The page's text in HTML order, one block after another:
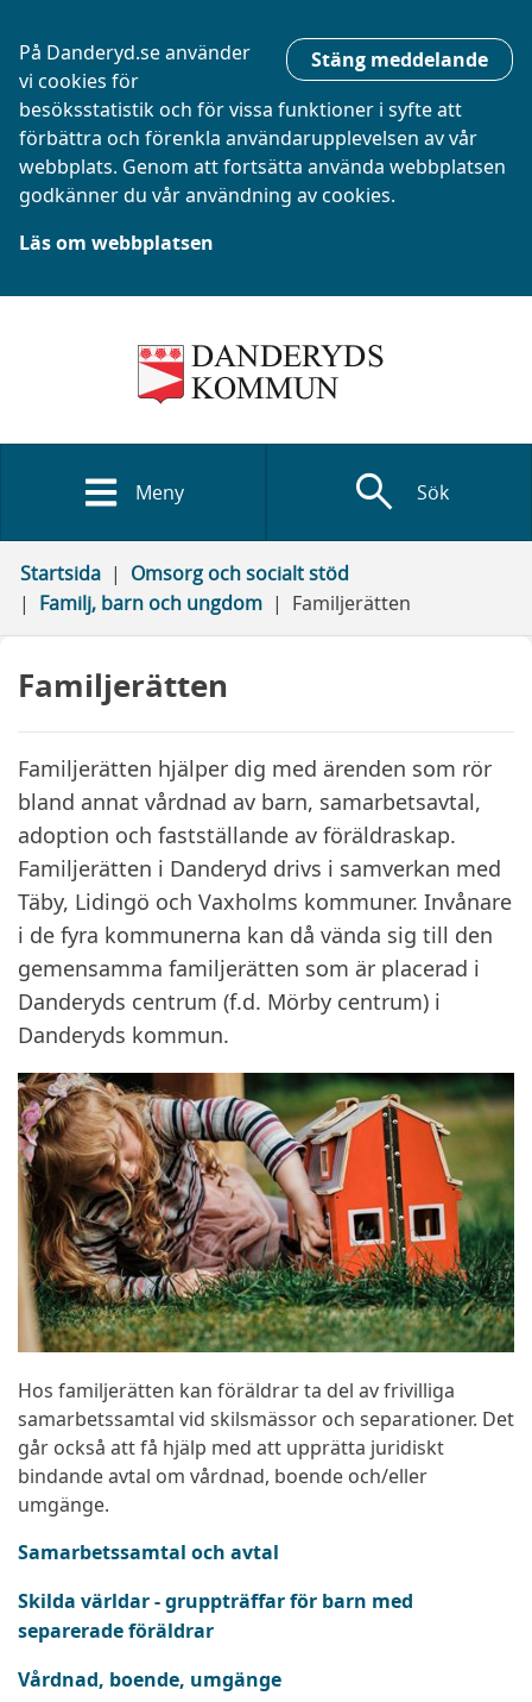
Stäng meddelande
På Danderyd.se använder
vi cookies för
besöksstatistik och för vissa funktioner i syfte att
förbättra och förenkla användarupplevelsen av vår
webbplats. Genom att fortsätta använda webbplatsen
godkänner du vår användning av cookies.
Läs om webbplatsen
Meny search Sök
Startsida
Omsorg och socialt stöd
Familj, barn och ungdom
Familjerätten
Familjerätten
Familjerätten hjälper dig med ärenden som rör
bland annat vårdnad av barn, samarbetsavtal,
adoption och fastställande av föräldraskap.
Familjerätten i Danderyd drivs i samverkan med
Täby, Lidingö och Vaxholms kommuner. Invånare
i de fyra kommunerna kan då vända sig till den
gemensamma familjerätten som är placerad i
Danderyds centrum (f.d. Mörby centrum) i
Danderyds kommun.
Hos familjerätten kan föräldrar ta del av frivilliga
samarbetssamtal vid skilsmässor och separationer. Det
går också att få hjälp med att upprätta juridiskt
bindande avtal om vårdnad, boende och/eller
umgänge.
Samarbetssamtal och avtal
Skilda världar - gruppträffar för barn med
separerade föräldrar
Vårdnad, boende, umgänge